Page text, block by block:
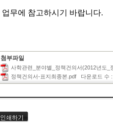
업무에 참고하시기 바랍니다.
첨부파일
사학관련_분야별_정책건의서(2012년도_
정책건의서-표지최종본.pdf 다운로드 수 :
인쇄하기